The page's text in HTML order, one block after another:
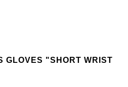
GLOVES "SHORT WRIST